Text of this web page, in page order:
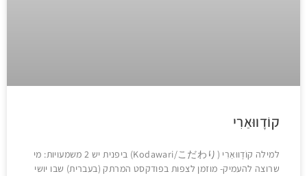
קוֹדָווּאַרִי
למילה קוֹדָווּאַרִי (Kodawari/こだわり) ביפנית יש 2 משמעויות: מי
שרוצה להעמיק- מוזמן לצפות בפודקסט המרתק (בעברית) שבו יושי